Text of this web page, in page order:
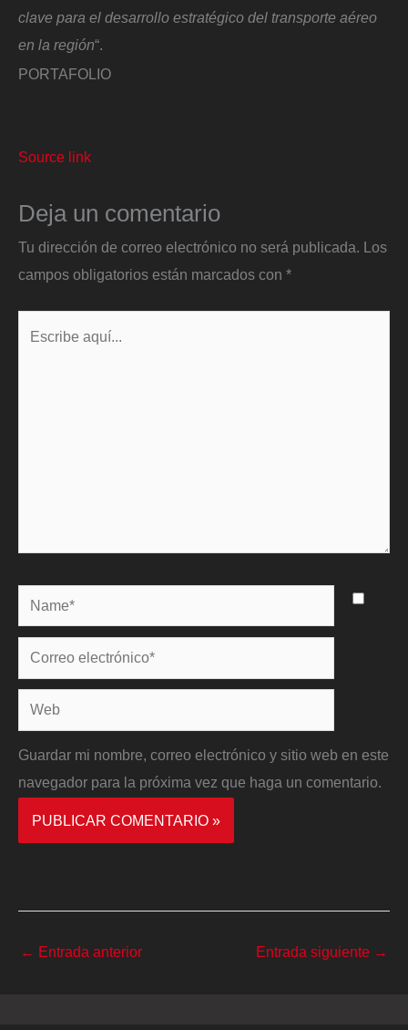
clave para el desarrollo estratégico del transporte aéreo
en la región“.
PORTAFOLIO
Source link
Deja un comentario
Tu dirección de correo electrónico no será publicada. Los
campos obligatorios están marcados con *
Name*
Correo
electrónico*
Web
Guardar mi nombre, correo electrónico y sitio web en este
navegador para la próxima vez que haga un comentario.
← Entrada anterior Entrada siguiente →